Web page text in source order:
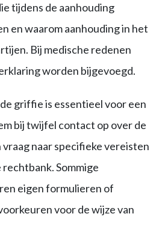
tijdens de aanhouding
en waarom aanhouding in het
Bij medische redenen
worden bijgevoegd.
griffie is essentieel voor een
bij twijfel contact op over de
naar specifieke vereisten
Sommige
eigen formulieren of
voor de wijze van